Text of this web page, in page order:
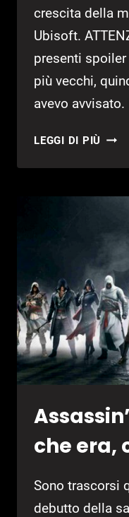
crescita della
Ubisoft.
presenti
più vecchi,
avevo
LEGGI DI PIÙ
–
PARTE
che era,
Sono trascorsi
debutto della